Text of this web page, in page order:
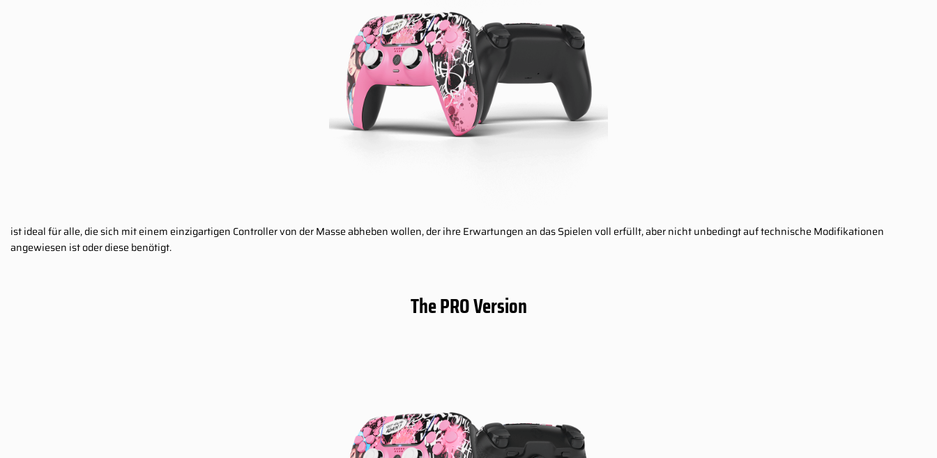
ist ideal für alle, die sich mit einem einzigartigen Controller von der Masse abheben wollen, der ihre Erwartungen an das Spielen voll erfüllt, aber nicht unbedingt auf technische Modifikationen
angewiesen ist oder diese benötigt.
The PRO Version